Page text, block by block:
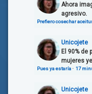
Ahora
agresivo.
Prefiero cosechar
Unicojete
El 90% de
mujeres
Pues ya estaría· 17
Unicojete